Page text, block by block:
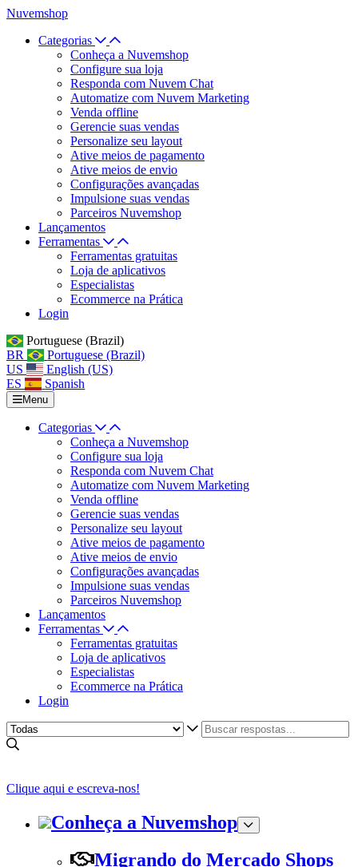
Nuvemshop
Categorias
Conheça a Nuvemshop
Configure sua loja
Responda com Nuvem Chat
Automatize com Nuvem Marketing
Venda offline
Gerencie suas vendas
Personalize seu layout
Ative meios de pagamento
Ative meios de envio
Configurações avançadas
Impulsione suas vendas
Parceiros Nuvemshop
Lançamentos
Ferramentas
Ferramentas gratuitas
Loja de aplicativos
Especialistas
Ecommerce na Prática
Login
Portuguese (Brazil)
BR
Portuguese (Brazil)
US
English (US)
ES
Spanish
Menu
Categorias
Conheça a Nuvemshop
Configure sua loja
Responda com Nuvem Chat
Automatize com Nuvem Marketing
Venda offline
Gerencie suas vendas
Personalize seu layout
Ative meios de pagamento
Ative meios de envio
Configurações avançadas
Impulsione suas vendas
Parceiros Nuvemshop
Lançamentos
Ferramentas
Ferramentas gratuitas
Loja de aplicativos
Especialistas
Ecommerce na Prática
Login
Clique aqui e escreva-nos!
Conheça a Nuvemshop
Migrando do Mercado Shops